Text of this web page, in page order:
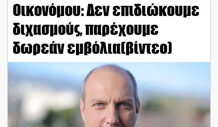
Οικονόμου: Δεν επιδιώκουμε
διχασμούς, παρέχουμε
δωρεάν εμβόλια(βίντεο)